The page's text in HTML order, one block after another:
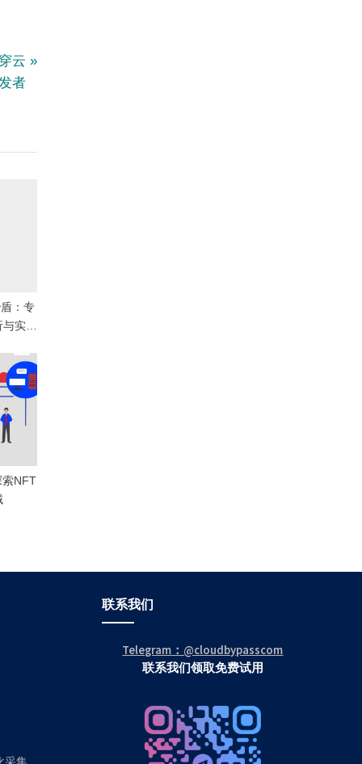
云
者
：专
实战
索NFT
采集
联系我们
Telegram：@cloudbypasscom
联系我们领取免费试用